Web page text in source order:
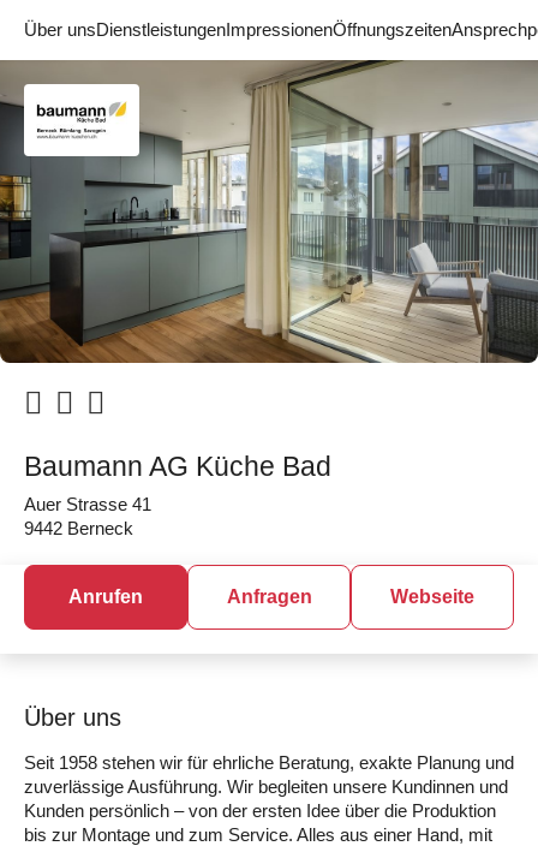
Über unsDienstleistungenImpressionenÖffnungszeiten
Baumann AG Küche Bad
Auer Strasse 41
9442 Berneck
Anrufen Anfragen Webseite
Über uns
Seit 1958 stehen wir für ehrliche Beratung, exakte Planung und
zuverlässige Ausführung. Wir begleiten unsere Kundinnen und
Kunden persönlich – von der ersten Idee über die Produktion
bis zur Montage und zum Service. Alles aus einer Hand, mit